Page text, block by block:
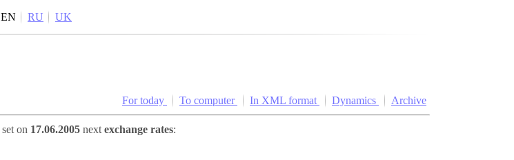
EN RU UK
For today To computer In XML format Dynamics Archive
set on 17.06.2005 next exchange rates: